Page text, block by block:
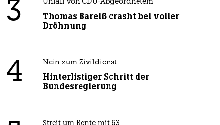
3 Unfall von CDU-Abgeordnetem
Thomas Bareiß crasht bei voller
Dröhnung
4 Nein zum Zivildienst
Hinterlistiger Schritt der
Bundesregierung
Streit um Rente mit 63